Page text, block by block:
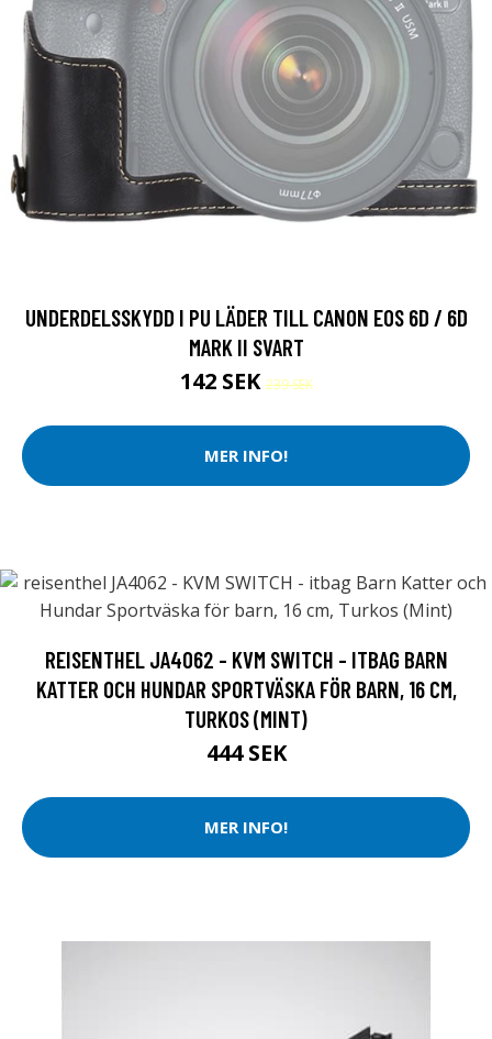
UNDERDELSSKYDD I PU LÄDER TILL CANON EOS 6D / 6D
MARK II SVART
142 SEK239 SEK
MER INFO!
REISENTHEL JA4062 - KVM SWITCH - ITBAG BARN
KATTER OCH HUNDAR SPORTVÄSKA FÖR BARN, 16 CM,
TURKOS (MINT)
444 SEK
MER INFO!